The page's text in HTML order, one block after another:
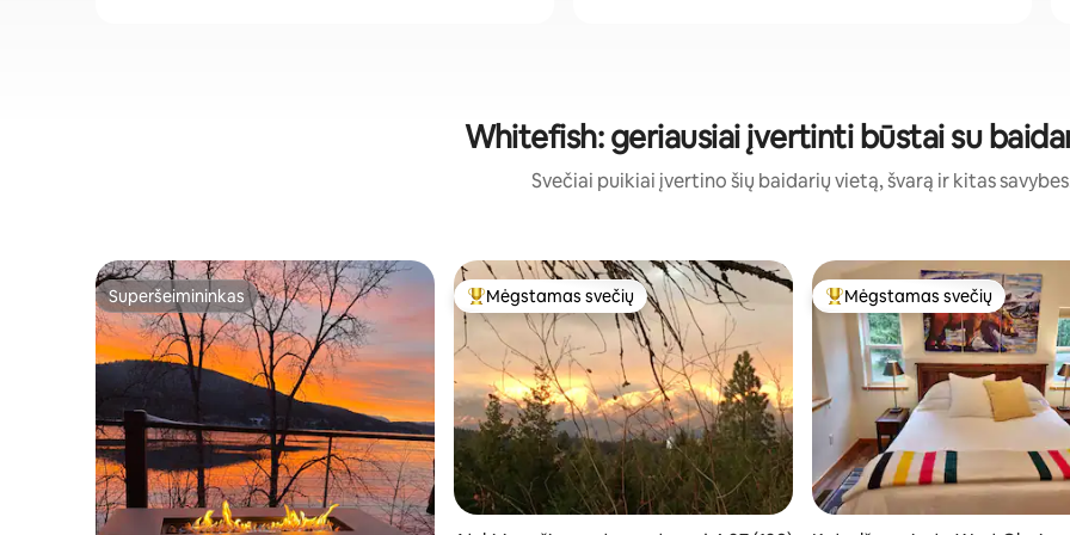
Whitefish: geriausiai įvertinti būstai su
Svečiai puikiai įvertino šių baidarių vietą, švarą ir kitas
Superšeimininkas
Superšeimininkas Svečių mėgstamiausias
Mėgstamas svečių Svečių mėgstamiausias
Mėgstamas svečių